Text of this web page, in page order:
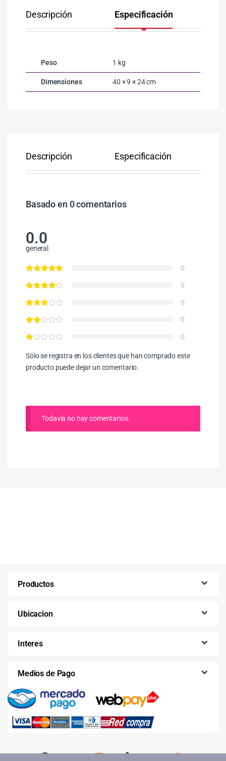
Descripción Especificación
Peso 1 kg
Dimensiones 40 × 9 × 24 cm
Descripción Especificación
Basado en 0 comentarios
0.0
general
0
0
0
0
0
Sólo se registra en los clientes que han comprado este
producto puede dejar un comentario.
Todavía no hay comentarios.
Productos
Ubicacion
Interes
Medios de Pago